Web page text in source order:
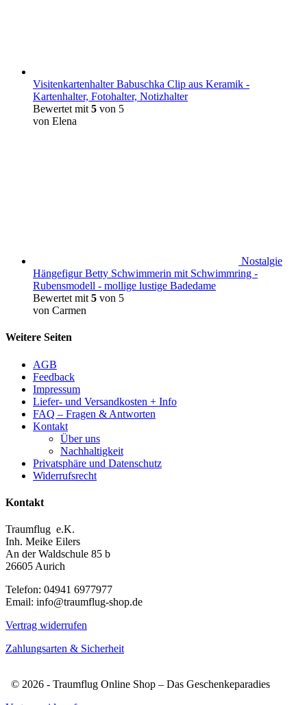
Visitenkartenhalter Babuschka Clip aus Keramik -
Kartenhalter, Fotohalter, Notizhalter
Bewertet mit 5 von 5
von Elena
Nostalgie
Hängefigur Betty Schwimmerin mit Schwimmring -
Rubensmodell - mollige lustige Badedame
Bewertet mit 5 von 5
von Carmen
Weitere Seiten
AGB
Feedback
Impressum
Liefer- und Versandkosten + Info
FAQ – Fragen & Antworten
Kontakt
Über uns
Nachhaltigkeit
Privatsphäre und Datenschutz
Widerrufsrecht
Kontakt
Traumflug e.K.
Inh. Meike Eilers
An der Waldschule 85 b
26605 Aurich
Telefon: 04941 6977977
Email: info@traumflug-shop.de
Vertrag widerrufen
Zahlungsarten & Sicherheit
© 2026 - Traumflug Online Shop – Das Geschenkeparadies